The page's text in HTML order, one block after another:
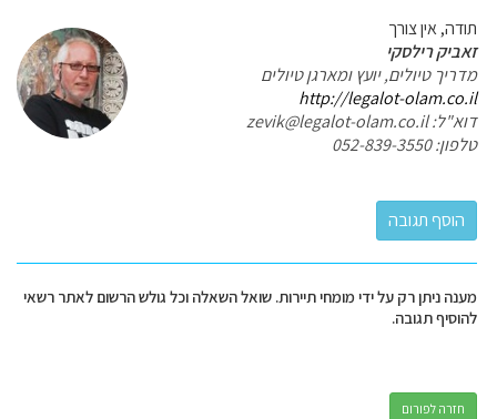
תודה, אין צורך
זאביק רילסקי
מדריך טיולים, יועץ ומארגן טיולים
http://legalot-olam.co.il
דוא"ל: zevik@legalot-olam.co.il
טלפון: 052-839-3550
מענה ניתן רק על ידי מומחי תיירות. שואל השאלה וכל גולש הרשום לאתר רשאי
להוסיף תגובה.
חזרה לפורום